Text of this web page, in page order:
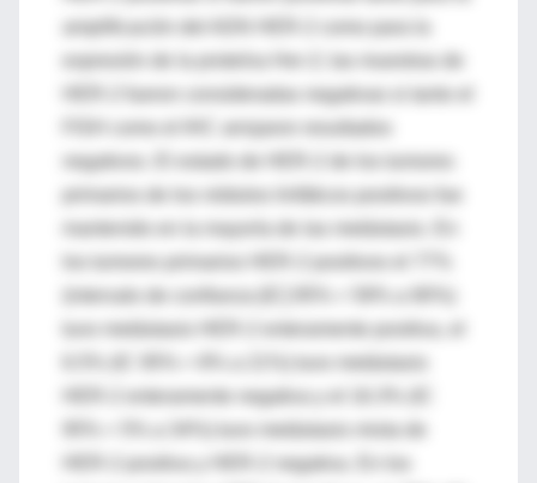
HER-2 fueron consideradas negativas si tanto el
negativos. El estado de HER-2 de los tumores
mantenido en la mayoría de las metástasis. En
HER-2 enteramente negativa y el 16.3% (IC
HER-2 positiva y HER-2 negativa. En los